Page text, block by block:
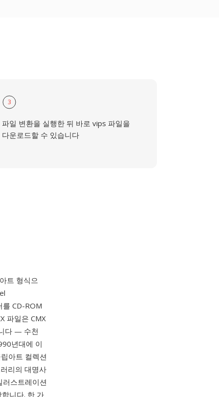
3
파일 변환을 실행한 뒤 바로 vips 파일을
다운로드할 수 있습니다
트 형식으
CD-ROM
파일은 CMX
다 — 수천
년대에 이
아트 컬렉션
리의 대명사
러스트레이션
니다. 한 가